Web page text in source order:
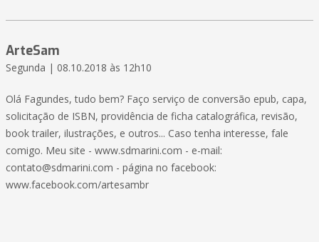
ArteSam
Segunda | 08.10.2018 às 12h10
Olá Fagundes, tudo bem? Faço serviço de conversão epub, capa,
solicitação de ISBN, providência de ficha catalográfica, revisão,
book trailer, ilustrações, e outros... Caso tenha interesse, fale
comigo. Meu site - www.sdmarini.com - e-mail:
contato@sdmarini.com - página no facebook:
www.facebook.com/artesambr